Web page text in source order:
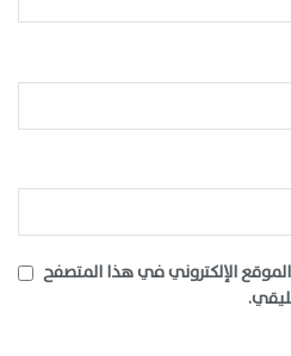
الإلكتروني في هذا المتصفح